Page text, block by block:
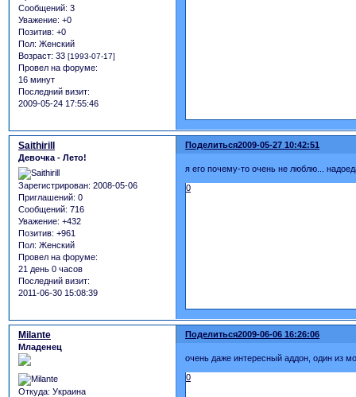
Сообщений: 3
Уважение: +0
Позитив: +0
Пол: Женский
Возраст: 33 [1993-07-17]
Провел на форуме:
16 минут
Последний визит:
2009-05-24 17:55:46
Поделиться2009-05-27 10:42:51
Saithirill
Девочка - Лето!
Зарегистрирован: 2008-05-06
Приглашений: 0
Сообщений: 716
Уважение: +432
Позитив: +961
Пол: Женский
Провел на форуме:
21 день 0 часов
Последний визит:
2011-06-30 15:08:39
я его почему-то очень не люблю...
0
Поделиться2009-06-06 16:26:06
Milante
Младенец
Откуда: Украина
очень даже интересный аддон, один из
0